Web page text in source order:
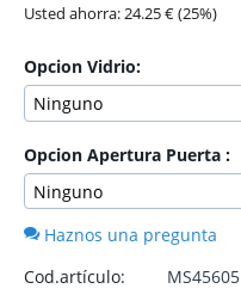
Usted ahorra:24.25€(25%)
Opcion Vidrio:
Opcion Apertura Puerta :
Haznos una pregunta
Cod.artículo:
MS45605